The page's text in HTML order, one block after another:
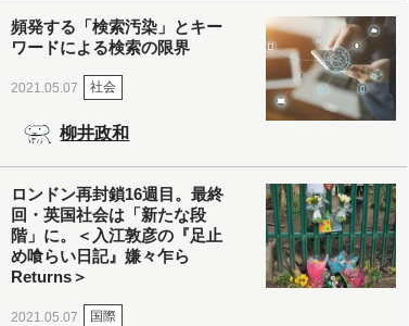
頻発する「検索汚染」とキー
ワードによる検索の限界
2021.05.07 社会
柳井政和
ロンドン再封鎖16週目。最終
回・英国社会は「新たな段
階」に。＜入江敦彦の『足止
め喰らい日記』嫌々乍ら
Returns＞
2021.05.07 国際